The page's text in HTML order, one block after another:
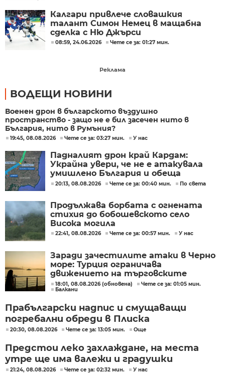
Калгари привлече словашкия
талант Симон Немец в мащабна
сделка с Ню Джърси
08:59, 24.06.2026 Чете се за: 01:27 мин.
Реклама
ВОДЕЩИ НОВИНИ
Военен дрон в българското въздушно
пространство - защо не е бил засечен нито в
България, нито в Румъния?
19:45, 08.08.2026 Чете се за: 03:27 мин. У нас
Падналият дрон край Кардам:
Украйна увери, че не е атакувала
умишлено България и обеща
разследване
20:13, 08.08.2026 Чете се за: 00:40 мин. По света
Продължава борбата с огнената
стихия до бобошевското село
Висока могила
22:41, 08.08.2026 Чете се за: 00:57 мин. У нас
Заради зачестилите атаки в Черно
море: Турция ограничава
движението на търговските
кораби
18:01, 08.08.2026 (обновена)
Чете се за: 01:05 мин.
Балкани
Прабългарски надпис и смущаващи
погребални обреди в Плиска
20:30, 08.08.2026 Чете се за: 13:05 мин. Още
Предстои леко захлаждане, на места
утре ще има валежи и градушки
21:24, 08.08.2026 Чете се за: 02:32 мин. У нас